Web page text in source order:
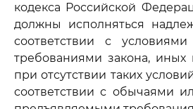
кодекса Российской
должны исполняться
соответствии с условиями
требованиями закона, иных
при отсутствии таких
соответствии с обычаями